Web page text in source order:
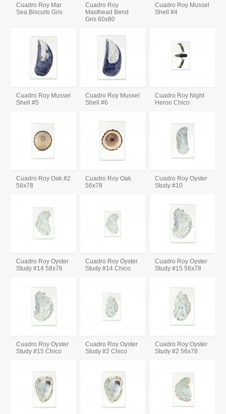
Cuadro Roy Mar
Sea Biscuits Gris
Cuadro Roy
Masthead Bend
Gris 60x80
Cuadro Roy Mussel
Shell #4
Cuadro Roy Mussel
Shell #5
Cuadro Roy Mussel
Shell #6
Cuadro Roy Night
Heron Chico
Cuadro Roy Oak #2
56x78
Cuadro Roy Oak
56x78
Cuadro Roy Oyster
Study #10
Cuadro Roy Oyster
Study #14 58x76
Cuadro Roy Oyster
Study #14 Chico
Cuadro Roy Oyster
Study #15 56x78
Cuadro Roy Oyster
Study #15 Chico
Cuadro Roy Oyster
Study #2 Chico
Cuadro Roy Oyster
Study #2 56x78